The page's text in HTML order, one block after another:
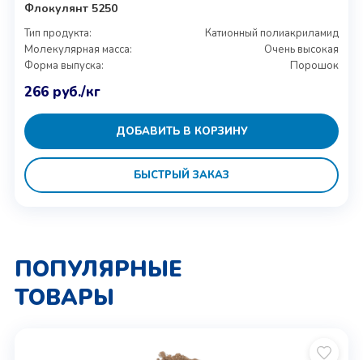
Флокулянт 5250
Тип продукта:
Катионный полиакриламид
Молекулярная масса:
Очень высокая
Форма выпуска:
Порошок
266 руб./кг
ДОБАВИТЬ В КОРЗИНУ
БЫСТРЫЙ ЗАКАЗ
ПОПУЛЯРНЫЕ
ТОВАРЫ